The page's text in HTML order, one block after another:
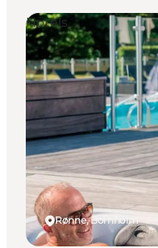
Rønne, Bornholm
Hotels